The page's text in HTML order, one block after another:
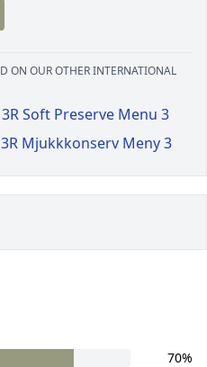
ON OUR OTHER INTERNATIONAL
Soft Preserve Menu 3
Mjukkkonserv Meny 3
70%